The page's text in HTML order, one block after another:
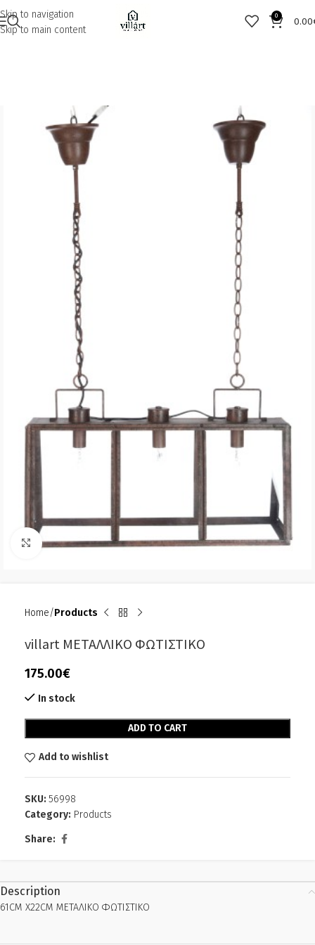
Skip to navigation
Skip to main content
0
0.00
Click to enlarge
Home Products
villart ΜΕΤΑΛΛΙΚΟ ΦΩΤΙΣΤΙΚΟ
175.00€
In stock
ADD TO CART
Add to wishlist
SKU: 56998
Category: Products
Share:
Description
61CM X22CM ΜΕΤΑΛΙΚΟ ΦΩΤΙΣΤΙΚΟ